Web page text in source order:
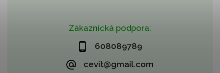
Zákaznická podpora:
608089789
cevit@gmail.com